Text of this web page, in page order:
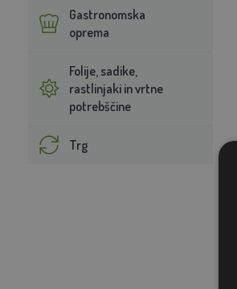
Gastronomska
oprema
Folije, sadike,
rastlinjaki in vrtne
potrebščine
Trg